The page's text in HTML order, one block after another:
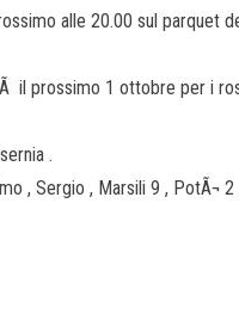
alle 20.00 sul parquet
il prossimo 1 ottobre per i
.
, Sergio , Marsili 9 , PotÃ¬